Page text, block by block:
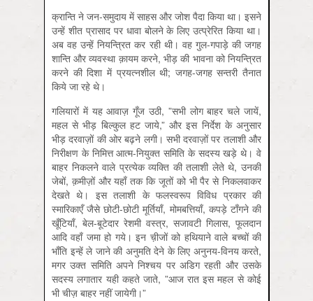
क्रान्ति ने जन-समुदाय में साहस और जोश पैदा किया था। इसने
उन्हें शीत प्रासाद पर धावा बोलने के लिए उत्प्रेरित किया था।
अब वह उन्हें नियन्त्रित कर रही थी। वह गुल-गपाड़े की जगह
शान्ति और व्यवस्था क़ायम करने, भीड़ की भावना को नियन्त्रित
करने की दिशा में प्रयत्नशील थी; जगह-जगह सन्तरी तैनात
किये जा रहे थे।
गलियारों में यह आवाज़ गूँज उठी, ”सभी लोग बाहर चले जायें,
महल से भीड़ बिल्कुल हट जाये,” और इस निर्देश के अनुसार
भीड़ दरवाज़ों की ओर बढ़ने लगी। सभी दरवाज़ों पर तलाशी और
निरीक्षण के निमित्त आत्म-नियुक्त समिति के सदस्य खड़े थे। वे
बाहर निकलने वाले प्रत्येक व्यक्ति की तलाशी लेते थे, उनकी
जेबों, क़मीज़ों और यहाँ तक कि जूतों को भी पैर से निकलवाकर
देखते थे। इस तलाशी के फलस्वरूप विविध प्रकार की
स्मारिकाएँ जैसे छोटी-छोटी मूर्तियाँ, मोमबत्तियाँ, कपड़े टाँगने की
खूँटियाँ, बेल-बूटेदार रेशमी वस्त्र, सजावटी गिलास, फूलदान
आदि वहाँ जमा हो गये। इन च़ीजों को हथियाने वाले बच्चों की
भाँति इन्हें ले जाने की अनुमति देने के लिए अनुनय-विनय करते,
मगर उक्त समिति अपने निश्चय पर अडिग रहती और उसके
सदस्य लगातार यही कहते जाते, ”आज रात इस महल से कोई
भी चीज़ बाहर नहीं जायेगी।”